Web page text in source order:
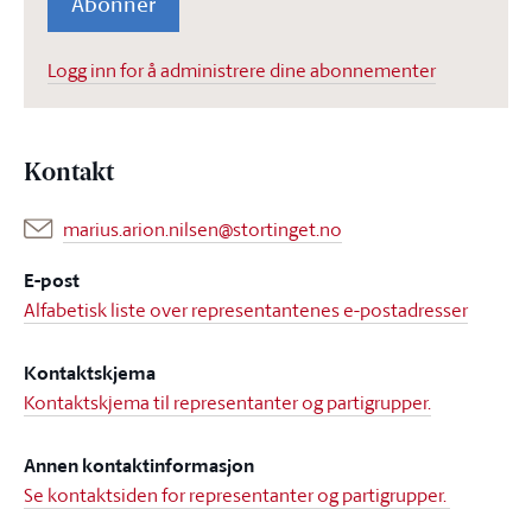
Logg inn for å administrere dine abonnementer
Kontakt
marius.arion.nilsen@stortinget.no
E-post
Alfabetisk liste over representantenes e-postadresser
Kontaktskjema
Kontaktskjema til representanter og partigrupper.
Annen kontaktinformasjon
Se kontaktsiden for representanter og partigrupper.